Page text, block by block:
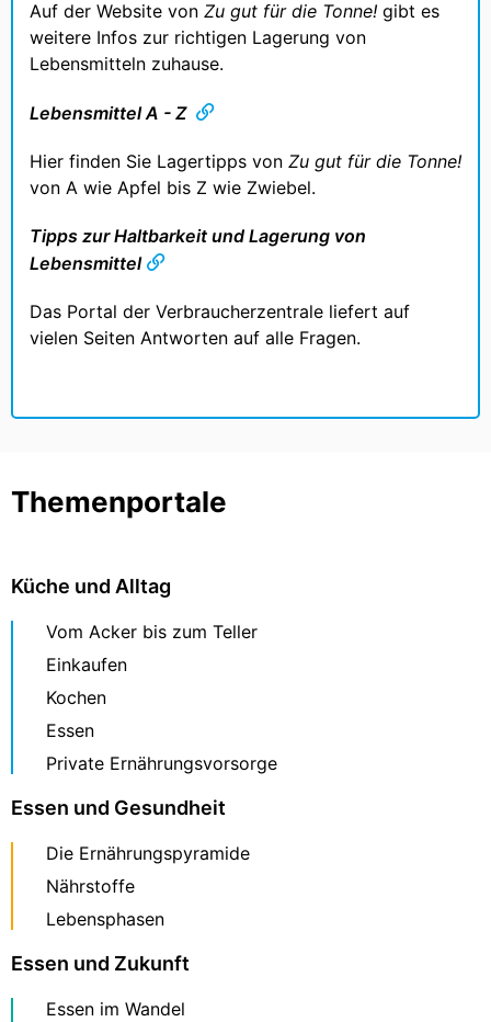
Auf der Website von Zu gut für die Tonne! gibt es
weitere Infos zur richtigen Lagerung von
Lebensmitteln zuhause.
Lebensmittel A - Z
Hier finden Sie Lagertipps von Zu gut für die Tonne!
von A wie Apfel bis Z wie Zwiebel.
Tipps zur Haltbarkeit und Lagerung von
Lebensmittel
Das Portal der Verbraucherzentrale liefert auf
vielen Seiten Antworten auf alle Fragen.
Themenportale
Küche und Alltag
Vom Acker bis zum Teller
Einkaufen
Kochen
Essen
Private Ernährungsvorsorge
Essen und Gesundheit
Die Ernährungspyramide
Nährstoffe
Lebensphasen
Essen und Zukunft
Essen im Wandel